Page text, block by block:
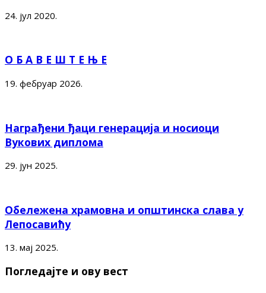
24. јул 2020.
О Б А В Е Ш Т Е Њ Е
19. фебруар 2026.
Награђени ђаци генерација и носиоци
Вукових диплома
29. јун 2025.
Обележена храмовна и општинска слава у
Лепосавићу
13. мај 2025.
Погледајте и ову вест